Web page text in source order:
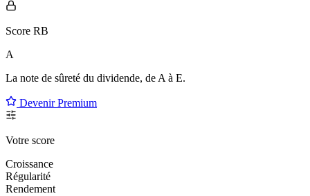
Score RB
A
La note de sûreté du dividende, de A à E.
Devenir Premium
Votre score
Croissance
Régularité
Rendement